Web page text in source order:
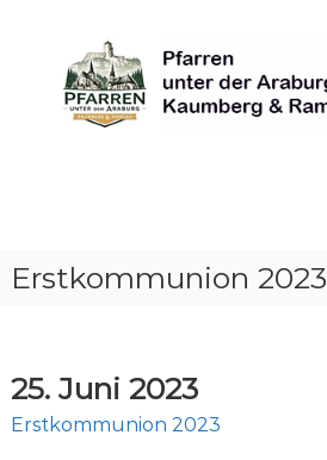
content
unter
derAraburg
Kaumberg
Erstkommunion 2023
25. Juni 2023
Erstkommunion 2023